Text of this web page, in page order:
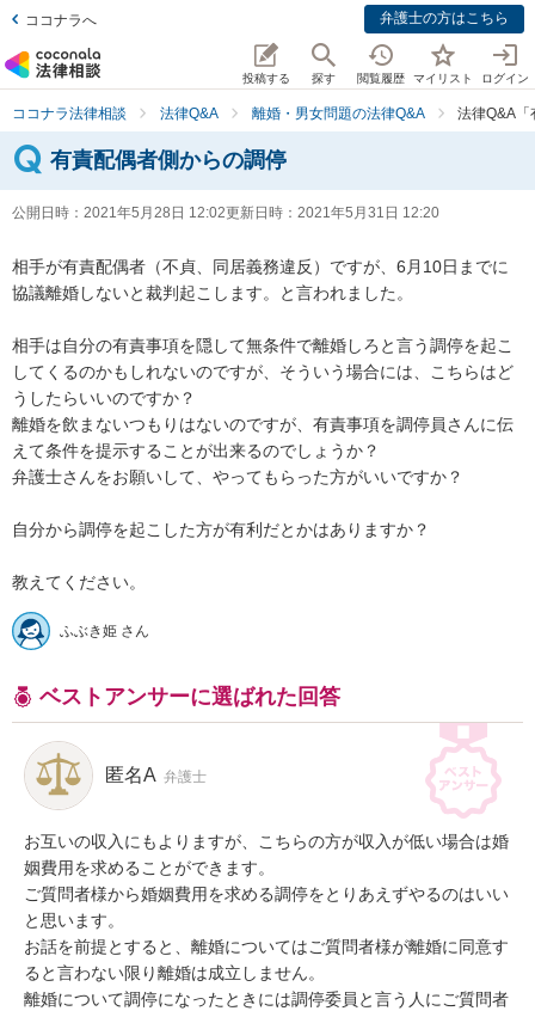
ココナラへ 弁護士の方はこちら
投稿する 探す 閲覧履歴 マイリスト ログイン
ココナラ法律相談 法律Q&A 離婚・男女問題の法律Q&A 法律Q&A「
有責配偶者側からの調停
公開日時： 2021年5月28日 12:02更新日時： 2021年5月31日 12:20
相手が有責配偶者（不貞、同居義務違反）ですが、6月10日までに
協議離婚しないと裁判起こします。と言われました。
相手は自分の有責事項を隠して無条件で離婚しろと言う調停を起こ
してくるのかもしれないのですが、そういう場合には、こちらはど
うしたらいいのですか？
離婚を飲まないつもりはないのですが、有責事項を調停員さんに伝
えて条件を提示することが出来るのでしょうか？
弁護士さんをお願いして、やってもらった方がいいですか？
自分から調停を起こした方が有利だとかはありますか？
ふぶき姫 さん
ベストアンサーに選ばれた回答
匿名A 弁護士
お互いの収入にもよりますが、こちらの方が収入が低い場合は婚
姻費用を求めることができます。
ご質問者様から婚姻費用を求める調停をとりあえずやるのはいい
と思います。
お話を前提とすると、離婚についてはご質問者様が離婚に同意す
ると言わない限り離婚は成立しません。
離婚について調停になったときには調停委員と言う人にご質問者